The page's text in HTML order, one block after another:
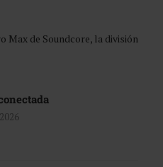
Max de Soundcore, la división